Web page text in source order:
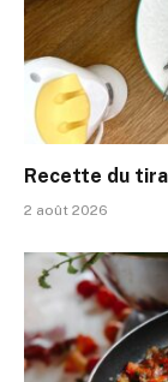
Recette du
2 août 2026